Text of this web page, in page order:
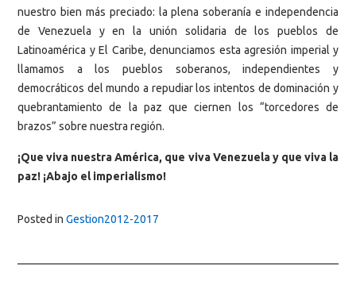
nuestro bien más preciado: la plena soberanía e independencia
de Venezuela y en la unión solidaria de los pueblos de
Latinoamérica y El Caribe, denunciamos esta agresión imperial y
llamamos a los pueblos soberanos, independientes y
democráticos del mundo a repudiar los intentos de dominación y
quebrantamiento de la paz que ciernen los “torcedores de
brazos” sobre nuestra región.
¡Que viva nuestra América, que viva Venezuela y que viva la
paz! ¡Abajo el imperialismo!
Posted in Gestion2012-2017